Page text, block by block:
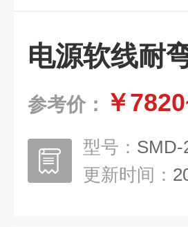
电源软线耐
参考价： ￥
型号： SMD-
更新时间：